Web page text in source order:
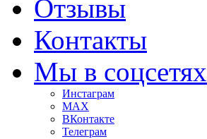
Отзывы
Контакты
Мы в соцсетях
Инстаграм
MAX
ВКонтакте
Телеграм